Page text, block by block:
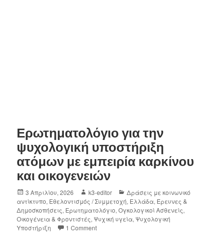
Ερωτηματολόγιο για την
ψυχολογική υποστήριξη
ατόμων με εμπειρία καρκίνου
και οικογενειών
3 Απριλίου, 2026 k3-editor
Δράσεις με κοινωνικό
αντίκτυπο, Εθελοντισμός / Συμμετοχή, Ελλάδα, Έρευνες &
Δημοσκοπήσεις, Ερωτηματολόγιο,Ογκολογικοί Ασθενείς,
Οικογένεια & Φροντιστές,Ψυχική υγεία,Ψυχολογική
Υποστήριξη
1 Comment